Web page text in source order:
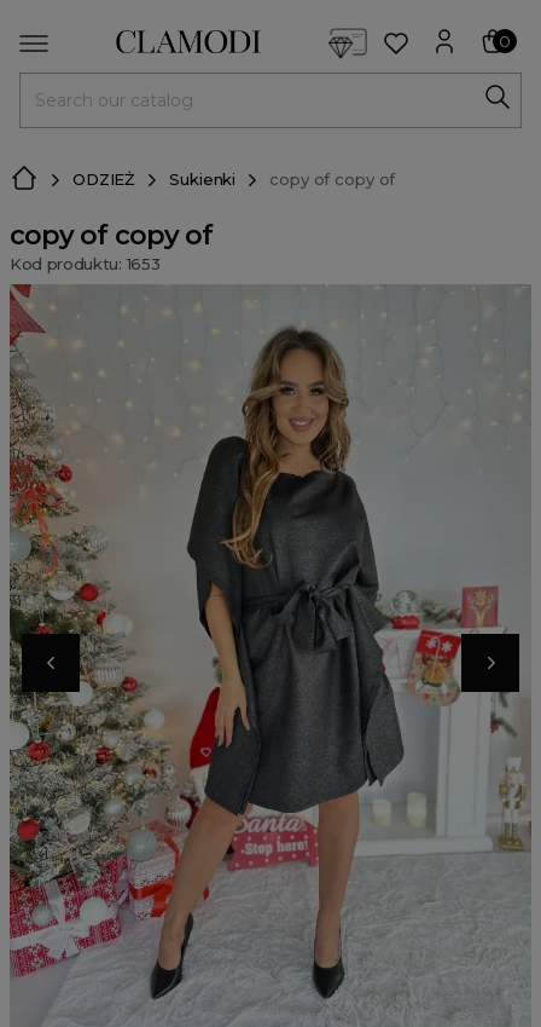
0
ODZIEŻ Sukienki copy of copy of
copy of copy of
Kod produktu: 1653